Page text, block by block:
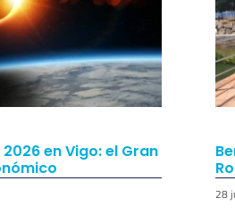
en Vigo: el Gran
28